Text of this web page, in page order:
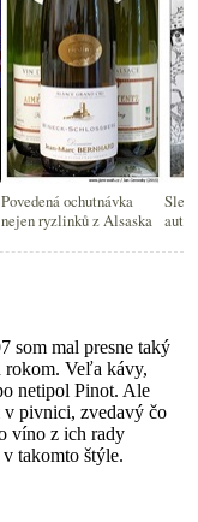
Povedená ochutnávka
nejen ryzlinků z Alsaska